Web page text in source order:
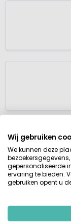
Wij gebruiken
We kunnen deze
gepersonaliseerde
ervaring te bieden.
gebruiken opent u